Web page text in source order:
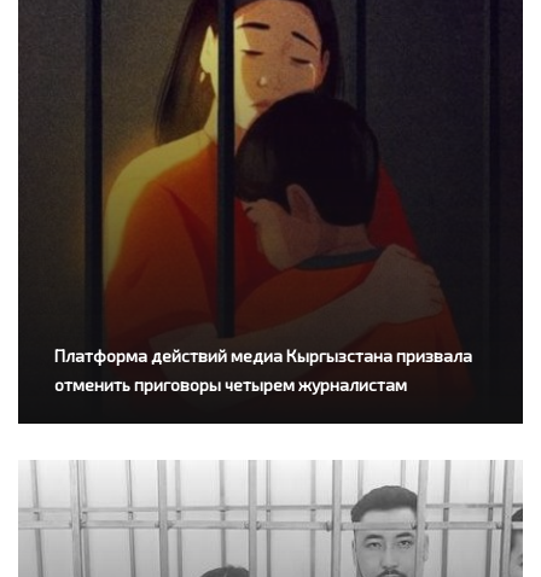
Платформа действий медиа Кыргызстана призвала
отменить приговоры четырем журналистам